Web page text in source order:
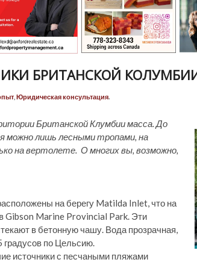
БРИТАНСКОЙ
Юридическая консультация.
Британской Клумбии масса. До
можно лишь лесными тропами, на
на вертолете. О многих вы, возможно,
на берегу Matilda Inlet, что на
Gibson Marine Provincial Park. Эти
в бетонную чашу. Вода прозрачная,
градусов по Цельсию.
источники с песчаными пляжами